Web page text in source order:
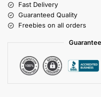
Fast Delivery
Guaranteed Quality
Freebies on all orders